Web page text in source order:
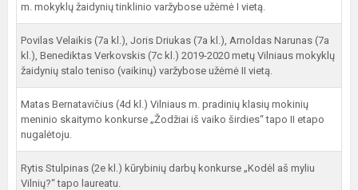
m. mokyklų žaidynių tinklinio varžybose užėmė I vietą.
Povilas Velaikis (7a kl.), Joris Driukas (7a kl.), Arnoldas Narunas (7a
kl.), Benediktas Verkovskis (7c kl.) 2019-2020 metų Vilniaus mokyklų
žaidynių stalo teniso (vaikinų) varžybose užėmė II vietą.
Matas Bernatavičius (4d kl.) Vilniaus m. pradinių klasių mokinių
meninio skaitymo konkurse „Žodžiai iš vaiko širdies“ tapo II etapo
nugalėtoju.
Rytis Stulpinas (2e kl.) kūrybinių darbų konkurse „Kodėl aš myliu
Vilnių?“ tapo laureatu.